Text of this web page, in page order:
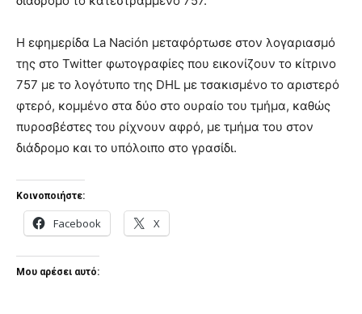
Η εφημερίδα La Nación μεταφόρτωσε στον λογαριασμό
της στο Twitter φωτογραφίες που εικονίζουν το κίτρινο
757 με το λογότυπο της DHL με τσακισμένο το αριστερό
φτερό, κομμένο στα δύο στο ουραίο του τμήμα, καθώς
πυροσβέστες του ρίχνουν αφρό, με τμήμα του στον
διάδρομο και το υπόλοιπο στο γρασίδι.
Κοινοποιήστε:
Facebook X
Μου αρέσει αυτό: